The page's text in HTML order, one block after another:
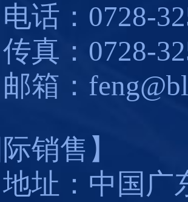
：0728-
：0728-
：
际销售】
：中国广